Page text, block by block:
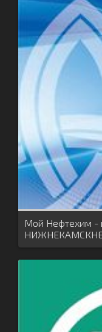
Мой Нефтехим -